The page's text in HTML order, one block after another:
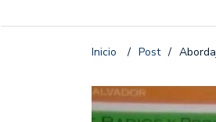
Inicio / Post /